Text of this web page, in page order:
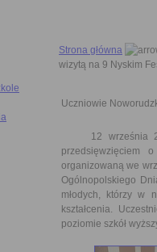
Strona główna
wizytą na 9 Nyskim
Uczniowie
12 września
przedsięwzięciem
organizowaną we
Ogólnopolskiego
młodych, którzy w
kształcenia.
poziomie szkół